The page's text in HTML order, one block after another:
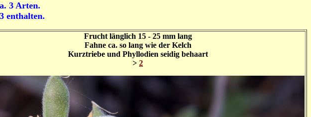
3 Arten.
enthalten.
Frucht länglich 15 - 25 mm lang
Fahne ca. so lang wie der Kelch
Kurztriebe und Phyllodien seidig behaart
> 2